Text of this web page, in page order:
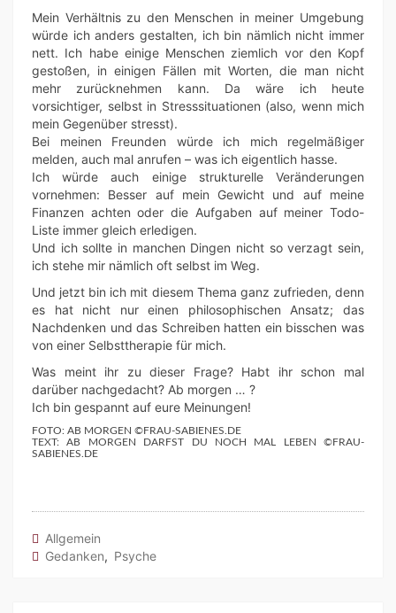
Mein Verhältnis zu den Menschen in meiner Umgebung
würde ich anders gestalten, ich bin nämlich nicht immer
nett. Ich habe einige Menschen ziemlich vor den Kopf
gestoßen, in einigen Fällen mit Worten, die man nicht
mehr zurücknehmen kann. Da wäre ich heute
vorsichtiger, selbst in Stresssituationen (also, wenn mich
mein Gegenüber stresst).
Bei meinen Freunden würde ich mich regelmäßiger
melden, auch mal anrufen – was ich eigentlich hasse.
Ich würde auch einige strukturelle Veränderungen
vornehmen: Besser auf mein Gewicht und auf meine
Finanzen achten oder die Aufgaben auf meiner Todo-
Liste immer gleich erledigen.
Und ich sollte in manchen Dingen nicht so verzagt sein,
ich stehe mir nämlich oft selbst im Weg.
Und jetzt bin ich mit diesem Thema ganz zufrieden, denn
es hat nicht nur einen philosophischen Ansatz; das
Nachdenken und das Schreiben hatten ein bisschen was
von einer Selbsttherapie für mich.
Was meint ihr zu dieser Frage? Habt ihr schon mal
darüber nachgedacht? Ab morgen … ?
Ich bin gespannt auf eure Meinungen!
FOTO: AB MORGEN ©FRAU-SABIENES.DE
TEXT: AB MORGEN DARFST DU NOCH MAL LEBEN ©FRAU-
SABIENES.DE
Allgemein
Gedanken, Psyche